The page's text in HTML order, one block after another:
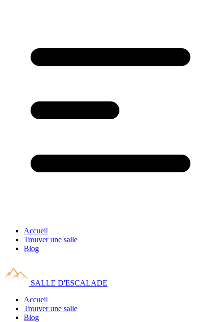
Accueil
Trouver une salle
Blog
SALLE D'ESCALADE
Accueil
Trouver une salle
Blog